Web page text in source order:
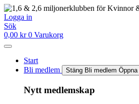
Hoppa
till
innehåll
Logga in
Sök
0,00 kr 0 Varukorg
Start
Bli medlem
Stäng Bli medlem
Nytt medlemskap